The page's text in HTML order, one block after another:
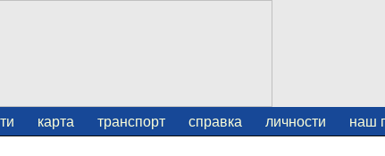
карта транспорт справка личности наш